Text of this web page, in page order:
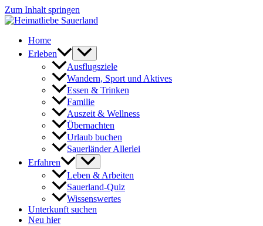
Zum Inhalt springen
Home
Erleben
Ausflugsziele
Wandern, Sport und Aktives
Essen & Trinken
Familie
Auszeit & Wellness
Übernachten
Urlaub buchen
Sauerländer Allerlei
Erfahren
Leben & Arbeiten
Sauerland-Quiz
Wissenswertes
Unterkunft suchen
Neu hier